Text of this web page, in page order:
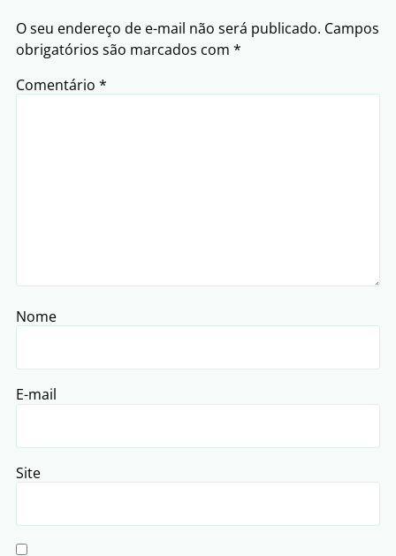
O seu endereço de e-mail não será publicado. Campos
obrigatórios são marcados com *
Comentário *
Nome
E-mail
Site